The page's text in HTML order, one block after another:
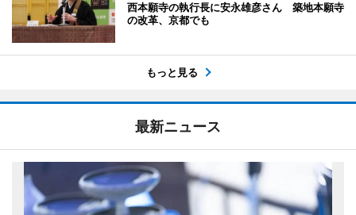
西本願寺の執行長に安永雄彦さん 築地本願寺
の改革、京都でも
もっと見る
最新ニュース